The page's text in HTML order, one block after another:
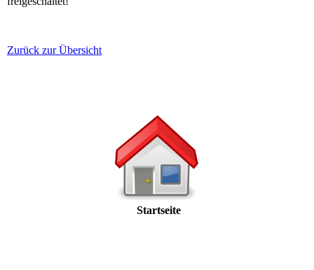
Zurück zur Übersicht
Startseite